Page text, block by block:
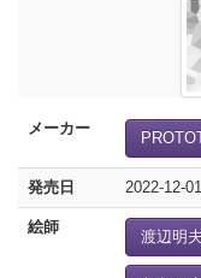
メーカー
発売日 2022-12-01
絵師
渡辺明